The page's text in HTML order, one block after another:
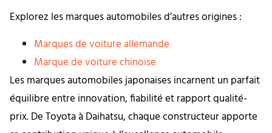
Explorez les marques automobiles d’autres origines :
Marques de voiture allemande
Marque de voiture chinoise
Les marques automobiles japonaises incarnent un parfait
équilibre entre innovation, fiabilité et rapport qualité-
prix. De Toyota à Daihatsu, chaque constructeur apporte